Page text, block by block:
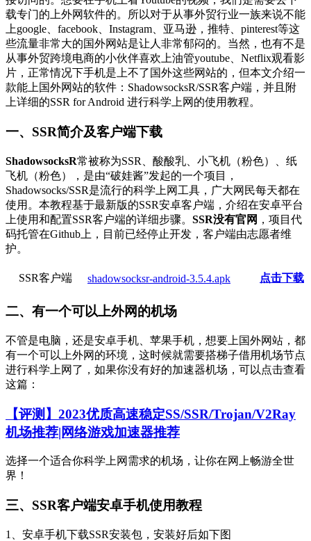
载专门的上外网软件的。所以对于从事外贸行业一族来说不能
上google、facebook、Instagram、亚马逊，推特、pinterest等这
些流量非常大的国外网站是让人非常郁闷的。当然，也有不是
从事外贸跨境电商的小伙伴喜欢上油管youtube、Netflix观看影
片，正常情况下手机是上不了国外这些网站的，但本文介绍一
款能上国外网站的软件：ShadowsocksR/SSR客户端，并且附
上详细的SSR for Android 进行科学上网的使用教程。
一、SSR简介及客户端下载
ShadowsocksR常被称为SSR、酸酸乳、小飞机（粉色）、纸
飞机（粉色），是由“破娃酱”发起的一个项目，
Shadowsocks/SSR是流行的科学上网工具，广大网民每天都在
使用。本教程基于最新版的SSR安卓客户端，介绍在安卓平台
上使用和配置SSR客户端的详细步骤。 SSR没有官网 ，项目代
码托管在Github上，目前已经停止开发，客户端由志愿者维
护。
SSR客户端 shadowsocksr-android-3.5.4.apk 点击下载
二、有一个可以上外网的机场
不管是电脑，还是安卓手机、苹果手机，想要上国外网站，都
有一个可以上外网的环境，这时候就需要搭梯子借用机场节点
进行科学上网了，如果你没有好的加速器机场，可以点击查看
这篇：
【评测】2023优质高速稳定SS/SSR/Trojan/V2Ray
机场推荐|网络游戏加速器推荐
选择一个适合你科学上网需求的机场，让你在网上畅游全世
界！
三、SSR客户端安卓手机使用教程
1、安卓手机下载SSR安装包，安装好后如下图